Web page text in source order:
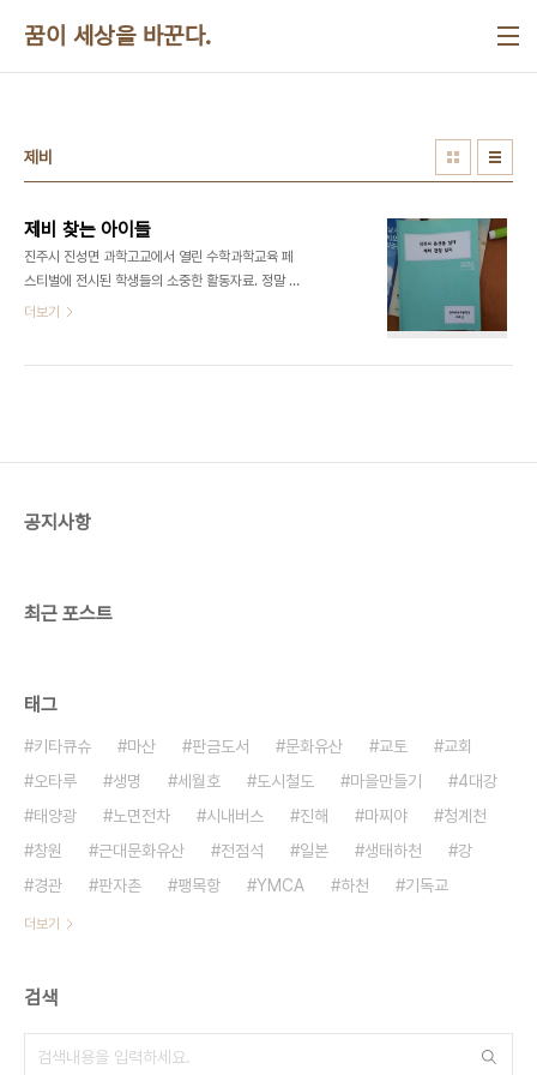
꿈이 세상을 바꾼다.
제비
제비 찾는 아이들
진주시 진성면 과학고교에서 열린 수학과학교육 페
스티벌에 전시된 학생들의 소중한 활동자료. 정말 좋
습니다. 지도하신 선생님도 수고했습니다. ​​​​
더보기
공지사항
최근 포스트
태그
키타큐슈 마산 판금도서 문화유산 교토
교회
오타루
생명 세월호 도시철도 마을만들기
4대강
태양광
노면전차 시내버스 진해 마찌야
청계천
창원
근대문화유산 전점석 일본 생태하천
강
경관
판자촌 팽목항 YMCA 하천 기독교
더보기
검색